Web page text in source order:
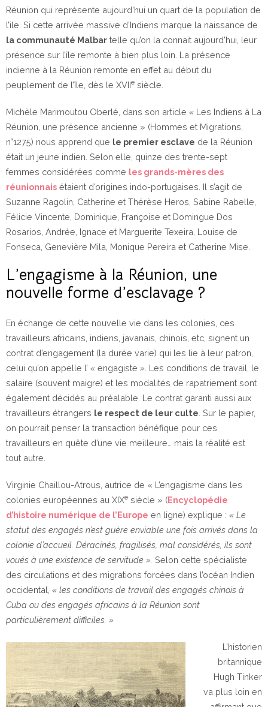
Réunion qui représente aujourd’hui un quart de la population de
l’île. Si cette arrivée massive d’Indiens marque la naissance de
la communauté Malbar telle qu’on la connait aujourd’hui, leur
présence sur l’île remonte à bien plus loin. La présence
indienne à la Réunion remonte en effet au début du
peuplement de l’île, dès le XVIIe siècle.
Michèle Marimoutou Oberlé, dans son article « Les Indiens à La
Réunion, une présence ancienne » (Hommes et Migrations,
n°1275) nous apprend que le premier esclave de la Réunion
était un jeune indien. Selon elle, quinze des trente-sept
femmes considérées comme les grands-mères des
réunionnais étaient d’origines indo-portugaises. Il s’agit de
Suzanne Ragolin, Catherine et Thérèse Heros, Sabine Rabelle,
Félicie Vincente, Dominique, Françoise et Domingue Dos
Rosarios, Andrée, Ignace et Marguerite Texeira, Louise de
Fonseca, Genevière Mila, Monique Pereira et Catherine Mise.
L’engagisme à la Réunion, une
nouvelle forme d’esclavage ?
En échange de cette nouvelle vie dans les colonies, ces
travailleurs africains, indiens, javanais, chinois, etc, signent un
contrat d’engagement (la durée varie) qui les lie à leur patron,
celui qu’on appelle l’ « engagiste » . Les conditions de travail, le
salaire (souvent maigre) et les modalités de rapatriement sont
également décidés au préalable. Le contrat garanti aussi aux
travailleurs étrangers le respect de leur culte . Sur le papier,
on pourrait penser la transaction bénéfique pour ces
travailleurs en quête d’une vie meilleure… mais la réalité est
tout autre.
Virginie Chaillou-Atrous, autrice de « L’engagisme dans les
colonies européennes au XIXe siècle » (Encyclopédie
d’histoire numérique de l’Europe en ligne) explique : « Le
statut des engagés n’est guère enviable une fois arrivés dans la
colonie d’accueil. Déracinés, fragilisés, mal considérés, ils sont
voués à une existence de servitude ». Selon cette spécialiste
des circulations et des migrations forcées dans l’océan Indien
occidental, « les conditions de travail des engagés chinois à
Cuba ou des engagés africains à la Réunion sont
particulièrement difficiles. »
L’historien
britannique
Hugh Tinker
va plus loin en